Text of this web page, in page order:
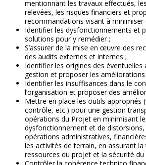
mentionnant les travaux effectués,
relevées, les risques financiers et
recommandations visant à minimiser
Identifier les dysfonctionnements et
solutions pour y remédier ;
S’assurer de la mise en œuvre des
des audits externes et internes ;
Identifier les origines des éventuelles
gestion et proposer les améliorations
Identifier les insuffisances dans le
l’organisation et proposer des
Mettre en place les outils appropriés
contrôle, etc.) pour une gestion
opérations du Projet en minimisant
dysfonctionnement et de
opérations administratives,
les activités de terrain, en assurant la
ressources du projet et la sécurité